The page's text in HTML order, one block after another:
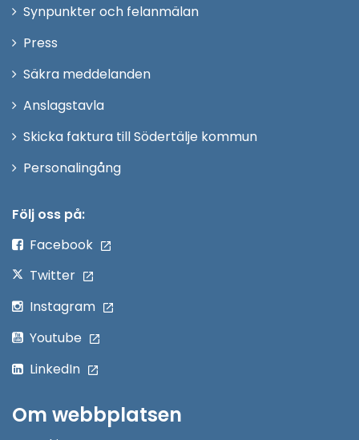
Synpunkter och felanmälan
Press
fönster
Säkra meddelanden
Anslagstavla
Skicka faktura till Södertälje kommun
PersonalingångÖppna
Följ oss på:
Facebook
Twitter
Instagram
Youtube
LinkedIn
Om webbplatsen